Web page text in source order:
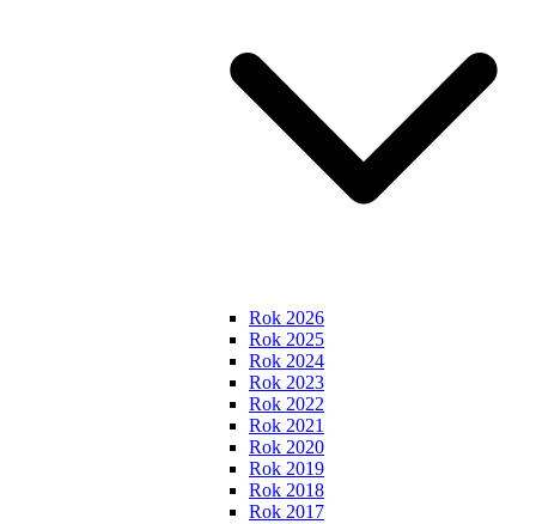
Rok 2026
Rok 2025
Rok 2024
Rok 2023
Rok 2022
Rok 2021
Rok 2020
Rok 2019
Rok 2018
Rok 2017